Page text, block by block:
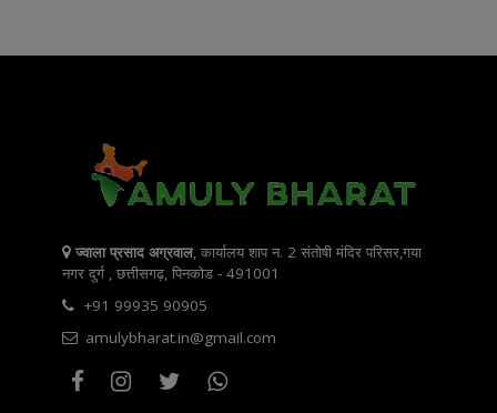
ज्वाला प्रसाद अग्रवाल, कार्यालय शाप न. 2 संतोषी मंदिर परिसर,गया
नगर दुर्ग , छत्तीसगढ़, पिनकोड - 491001
+91 99935 90905
amulybharat.in@gmail.com